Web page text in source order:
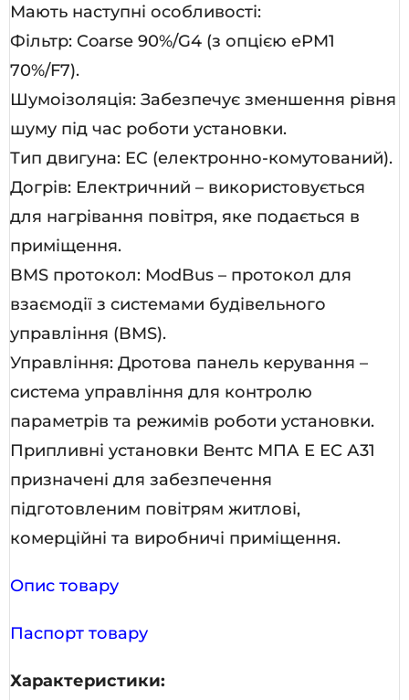
Мають наступні особливості:
Фільтр: Coarse 90%/G4 (з опцією ePM1
70%/F7).
Шумоізоляція: Забезпечує зменшення рівня
шуму під час роботи установки.
Тип двигуна: EC (електронно-комутований).
Догрів: Електричний – використовується
для нагрівання повітря, яке подається в
приміщення.
BMS протокол: ModBus – протокол для
взаємодії з системами будівельного
управління (BMS).
Управління: Дротова панель керування –
система управління для контролю
параметрів та режимів роботи установки.
Припливні установки Вентс МПА Е ЕС А31
призначені для забезпечення
підготовленим повітрям житлові,
комерційні та виробничі приміщення.
Опис товару
Паспорт товару
Характеристики: